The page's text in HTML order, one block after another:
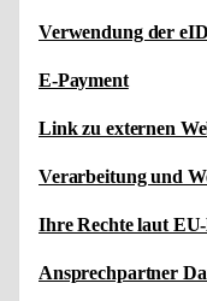
Verwendung der
E-Payment
Link zu externen
Verarbeitung und
Ihre Rechte laut
Ansprechpartner